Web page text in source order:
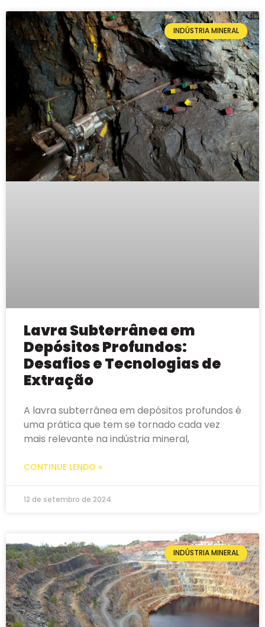
INDÚSTRIA MINERAL
Lavra Subterrânea em
Depósitos Profundos:
Desafios e Tecnologias de
Extração
A lavra subterrânea em depósitos profundos é
uma prática que tem se tornado cada vez
mais relevante na indústria mineral,
CONTINUE LENDO »
12 de setembro de 2024
INDÚSTRIA MINERAL